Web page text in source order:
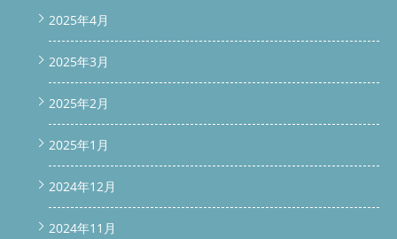
2025年4月
2025年3月
2025年2月
2025年1月
2024年12月
2024年11月